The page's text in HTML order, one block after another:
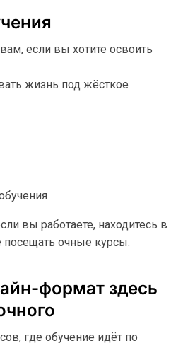
если вы хотите освоить
жизнь под жёсткое
вы работаете, находитесь в
очные курсы.
формат здесь
где обучение идёт по